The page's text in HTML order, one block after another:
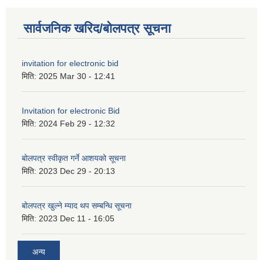
सार्वजनिक खरिद/बोलपत्र सूचना
invitation for electronic bid
मिति: 2025 Mar 30 - 12:41
Invitation for electronic Bid
मिति: 2024 Feb 29 - 12:32
बोलपत्र स्वीकृत गर्ने आशयको सूचना
मिति: 2023 Dec 29 - 20:13
बोलपत्र खुल्ने म्याद थप सम्बन्धि सूचना
मिति: 2023 Dec 11 - 16:05
अन्य